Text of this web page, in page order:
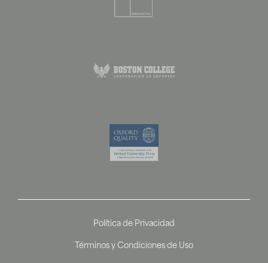
Política de Privacidad
Términos y Condiciones de Uso